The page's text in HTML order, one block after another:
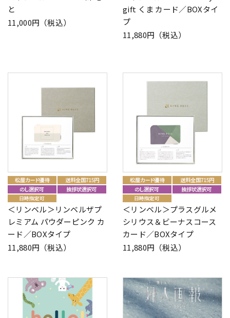
と
11,000円（税込）
gift くま カード／BOXタイ
プ
11,880円（税込）
＜リンベル＞リンベルザプ
レミアム パウダーピンク カ
ード／BOXタイプ
11,880円（税込）
＜リンベル＞プラスグルメ
シリウス＆ビーナスコース
カード／BOXタイプ
11,880円（税込）